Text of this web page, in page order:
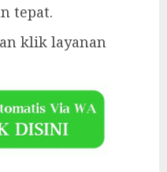
tepat.
klik layanan